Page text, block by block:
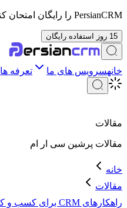
PersianCRM را رایگان امتحان کنید.
15 روز استفاده رایگان
خانهسرویس های ما تعرفه ها
مقالات
مقالات پرشین سی ار ام
خانه
مقالات
راهکارهای CRM برای کسب و کارها